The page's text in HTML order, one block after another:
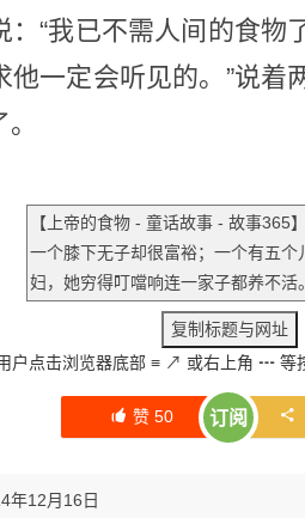
：“我已不需人间的食物
他一定会听见的。”说着
户点击浏览器底部 ≡ ↗ 或右上角 ┅等
赞 50 订阅
年12月16日